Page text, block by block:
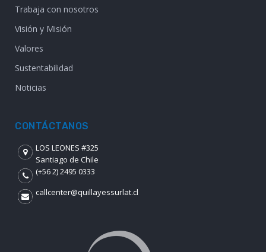
Trabaja con nosotros
Visión y Misión
Valores
Sustentabilidad
Noticias
CONTÁCTANOS
LOS LEONES #325
Santiago de Chile
(+56 2) 2495 0333
callcenter@quillayessurlat.cl